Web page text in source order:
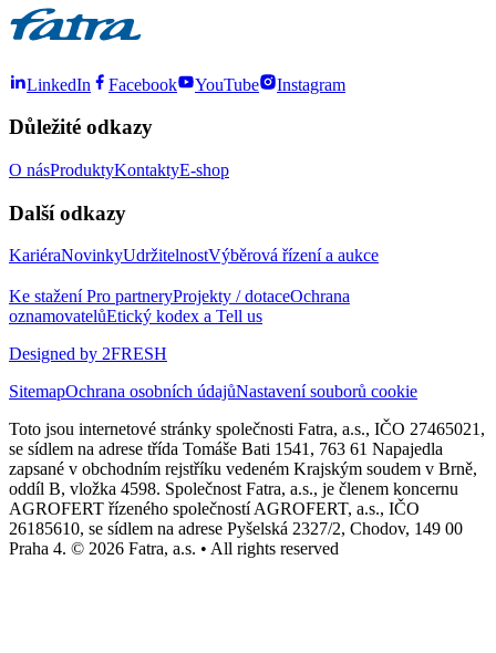
LinkedIn Facebook YouTube Instagram
Důležité odkazy
O násProduktyKontaktyE-shop
Další odkazy
KariéraNovinkyUdržitelnostVýběrová řízení a aukce
Ke staženíPro partneryProjekty / dotaceOchrana
oznamovatelůEtický kodex a Tell us
Designed by 2FRESH
SitemapOchrana osobních údajůNastavení souborů cookie
Toto jsou internetové stránky společnosti Fatra, a.s., IČO 27465021,
se sídlem na adrese třída Tomáše Bati 1541, 763 61 Napajedla
zapsané v obchodním rejstříku vedeném Krajským soudem v Brně,
oddíl B, vložka 4598. Společnost Fatra, a.s., je členem koncernu
AGROFERT řízeného společností AGROFERT, a.s., IČO
26185610, se sídlem na adrese Pyšelská 2327/2, Chodov, 149 00
Praha 4. © 2026 Fatra, a.s. • All rights reserved